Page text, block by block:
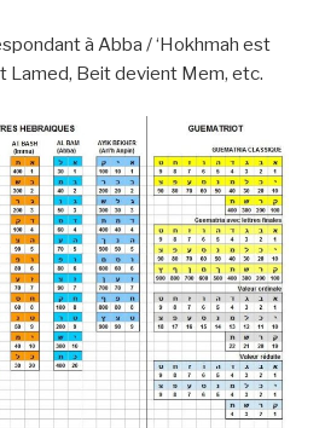
à Abba / ‘Hokhmah est
Lamed, Beit devient Mem, etc.